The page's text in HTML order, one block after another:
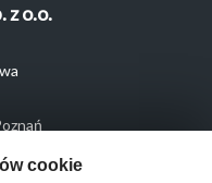
z o.o.
cookie